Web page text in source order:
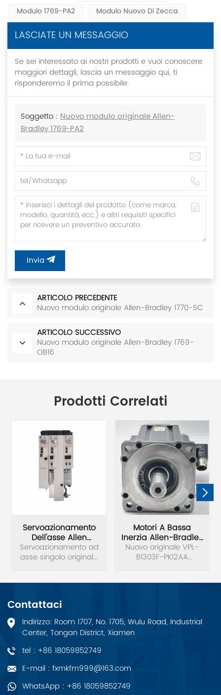
Modulo 1769-PA2
Modulo Nuovo Di Zecca
LASCIATE UN MESSAGGIO
Se sei interessato ai nostri prodotti e vuoi conoscere
maggiori dettagli, lascia un messaggio qui, ti
risponderemo il prima possibile.
Soggetto : Nuovo modulo originale Allen-
Bradley 1769-PA2
Invia
ARTICOLO PRECEDENTE
Nuovo modulo originale Allen-Bradley 1770-SC
ARTICOLO SUCCESSIVO
Nuovo modulo originale Allen-Bradley 1769-
OB16
Prodotti Correlati
Servoazionamento
Dell'asse Allen
Bradley 2198-S130-
ERS3
Servoazionamento ad
asse singolo originale
5700.
Motori A Bassa
Inerzia Allen-Bradley
VPL-B1303F-PK12AA
Nuovo originale VPL-
B1303F-PK12AA
Contattaci
Indirizzo: Room 1707, No. 1705, Wulu Road, Industrial
Center, Tongan District, Xiamen
tel : +86 18059852749
E-mail : fxmkfm999@163.com
WhatsApp : +86 18059852749